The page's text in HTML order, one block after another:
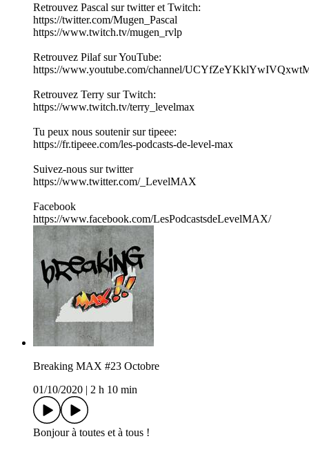
Retrouvez Pascal sur twitter et Twitch:
https://twitter.com/Mugen_Pascal
https://www.twitch.tv/mugen_rvlp
Retrouvez Pilaf sur YouTube:
https://www.youtube.com/channel/
Retrouvez Terry sur Twitch:
https://www.twitch.tv/terry_levelmax
Tu peux nous soutenir sur tipeee:
https://fr.tipeee.com/les-podcasts-de-level-max
Suivez-nous sur twitter
https://www.twitter.com/_LevelMAX
Facebook
https://www.facebook.com/LesPodcastsdeLevelMAX/
Breaking MAX #23 Octobre
01/10/2020 | 2 h 10 min
Bonjour à toutes et à tous !